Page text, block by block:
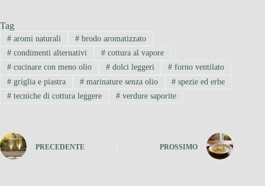
Tag
#aromi naturali #brodo aromatizzato
#condimenti alternativi #cottura al vapore
#cucinare con meno olio #dolci leggeri # forno ventilato
#griglia e piastra #marinature senza olio # spezie ed erbe
#tecniche di cottura leggere #verdure saporite
PRECEDENTE PROSSIMO